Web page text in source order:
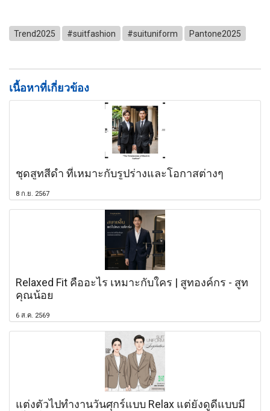
Trend2025 #suitfashion #suituniform Pantone2025
เนื้อหาที่เกี่ยวข้อง
ชุดสูทสีดำ ที่เหมาะกับรูปร่างและโอกาสต่างๆ
8 ก.ย. 2567
Relaxed Fit คืออะไร เหมาะกับใคร | สูทองค์กร - สูท
คุณน้อย
6 ส.ค. 2569
แต่งตัวไปทำงานวันศุกร์แบบ Relax แต่ยังดูดีแบบมี